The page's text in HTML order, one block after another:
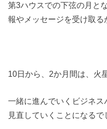
第3ハウスでの下弦の月と
報やメッセージを受け取る
10日から、2か月間は、火
一緒に進んでいくビジネ
見直していくことになるで